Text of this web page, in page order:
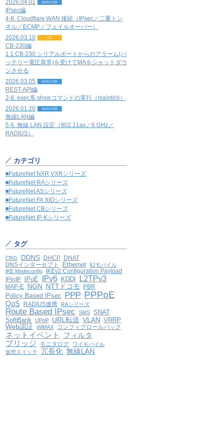
2026.04.01 NXR,VXR
IPsec編
4-8. Cloudflare WAN 接続（IPsec／二重トン
ネル／ECMP／フェイルオーバー）
2026.03.10
CB
CB-230編
1.1 CB-230 シリアルポートからのアラーム(バ
ッテリー電圧異常)を受けてMAをシャットダウ
ンさせる
2026.03.05
NXR,VXR
REST-API編
2-8. exec系,showコマンドの実行（maint/cli）
2026.01.20
NXR,VXR
無線LAN編
5-6. 無線 LAN 設定（802.11ax／6 GHz／
RADIUS）
カテゴリ
■FutureNet NXR,VXRシリーズ
■FutureNet RAシリーズ
■FutureNet ASシリーズ
■FutureNet FA,XIOシリーズ
■FutureNet CBシリーズ
■FutureNet IP-Kシリーズ
タグ
CRG DDNS DHCP DNAT
DNSインターセプト Ethernet
IIJモバイル
IKE Modeconfig
IKEv2 Configuration Payload
IPinIP
IPoE IPv6 KDDI L2TPv3
MAP-E NGN NTTドコモ PBR
Policy Based IPsec PPP PPPoE
QoS RADIUS連携 RAシリーズ
Route Based IPsec SMS SNAT
SoftBank UPnP URL転送 VLAN VRRP
Web認証
WiMAX コンフィグロールバック
ネットイベント
フィルタ
ブリッジ
モニタログ
ワイモバイル
仮想スイッチ
冗長化 無線LAN